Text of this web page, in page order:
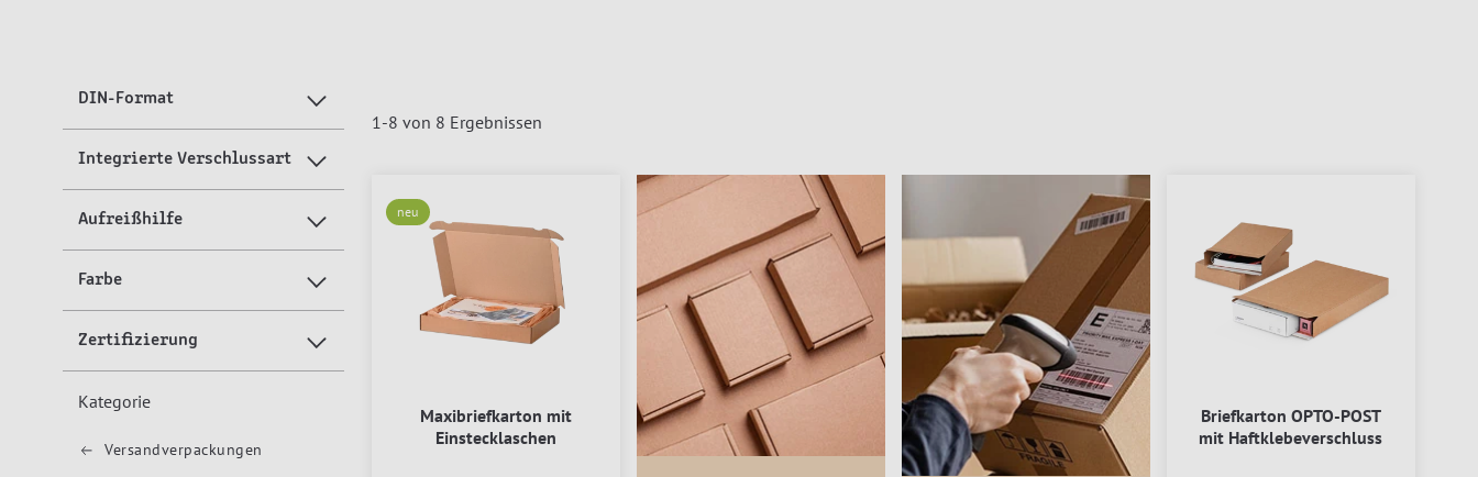
1-8 von 8 Ergebnissen
neu
Maxibriefkarton mit
Einstecklaschen
Briefkarton OPTO-POST
mit Haftklebeverschluss
Kategorie
Versandverpackungen
DIN-Format
Integrierte Verschlussart
Aufreißhilfe
Farbe
Zertifizierung